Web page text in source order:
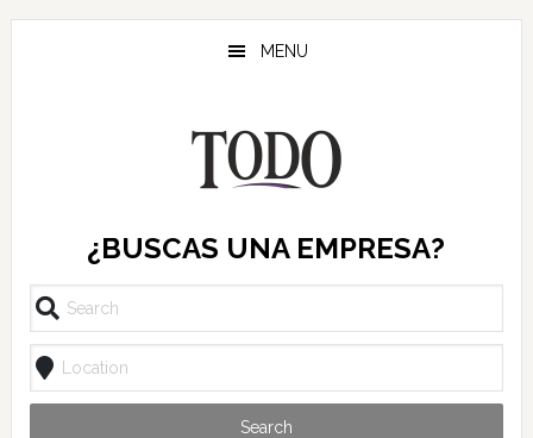
Saltar
Saltar
Saltar
MENU
¿BUSCAS UNA EMPRESA?
Search